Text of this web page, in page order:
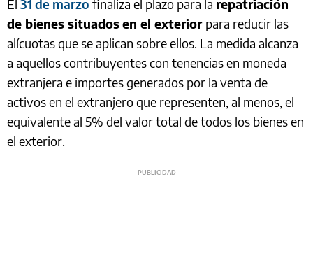
El 31 de marzo finaliza el plazo para la repatriación
de bienes situadosen el exterior para reducir las
alícuotas que se aplican sobre ellos. La medida alcanza
a aquellos contribuyentes con tenencias en moneda
extranjera e importes generados por la venta de
activos en el extranjero que representen, al menos, el
equivalente al 5% del valor total de todos los bienes en
el exterior.